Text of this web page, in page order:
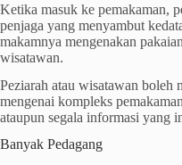
Ketika masuk ke pemakaman,
penjaga yang menyambut
makamnya mengenakan
wisatawan.
Peziarah atau wisatawan boleh
mengenai kompleks
ataupun segala informasi yang
Banyak Pedagang